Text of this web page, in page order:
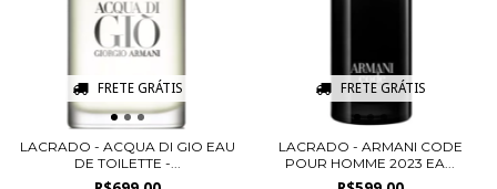
FRETE GRÁTIS
LACRADO - ACQUA DI GIO EAU
DE TOILETTE -...
FRETE GRÁTIS
LACRADO - ARMANI CODE
POUR HOMME 2023 EA...